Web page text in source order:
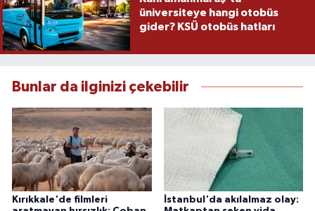
üniversiteye hangi otobüs
gider? KSÜ otobüs hatları
Bunlar da ilginizi çekebilir
Kırıkkale'de filmleri
İstanbul'da akılalmaz olay: